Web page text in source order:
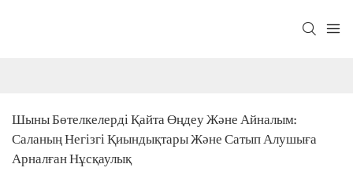
Шыны Бөтелкелерді Қайта Өңдеу Және Айналым:
Саланың Негізгі Қиындықтары Және Сатып Алушыға
Арналған Нұсқаулық